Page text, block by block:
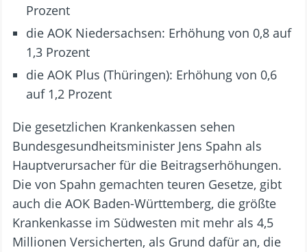
Prozent
die AOK Niedersachsen: Erhöhung von 0,8 auf
1,3 Prozent
die AOK Plus (Thüringen): Erhöhung von 0,6
auf 1,2 Prozent
Die gesetzlichen Krankenkassen sehen
Bundesgesundheitsminister Jens Spahn als
Hauptverursacher für die Beitragserhöhungen.
Die von Spahn gemachten teuren Gesetze, gibt
auch die AOK Baden-Württemberg, die größte
Krankenkasse im Südwesten mit mehr als 4,5
Millionen Versicherten, als Grund dafür an, die